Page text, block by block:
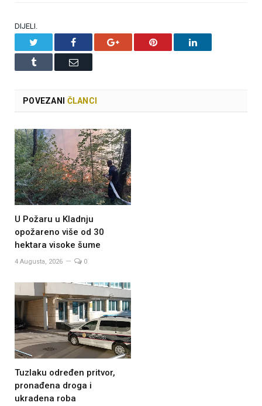
DIJELI.
Facebook Google+ Pinterest LinkedIn
Tumblr Email
POVEZANI ČLANCI
U Požaru u Kladnju
opožareno više od 30
hektara visoke šume
4 Augusta, 2026 0
Tuzlaku određen pritvor,
pronađena droga i
ukradena roba